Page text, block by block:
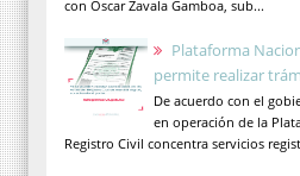
con Óscar Zavala Gamboa, sub...
Plataforma
permite realizar
De acuerdo con el
en operación de la
Registro Civil concentra servicios